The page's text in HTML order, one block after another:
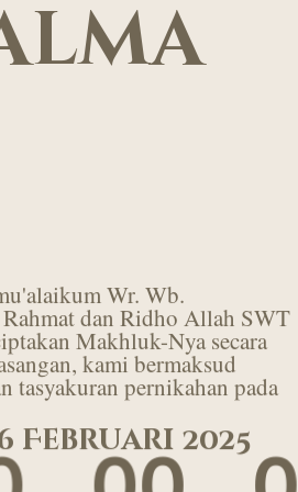
Wr. Wb.
dan Ridho Allah SWT
Makhluk-Nya secara
kami bermaksud
tasyakuran pernikahan pada
Februari 2025